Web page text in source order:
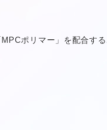
ポリマー」を配合す